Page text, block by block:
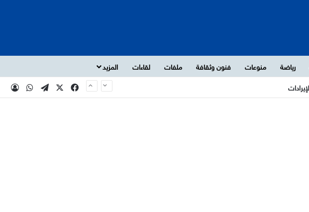
رياضة منوعات فنون وثقافة ملفات لقاءات المزيد
فيسبوك تيلقرامواتساب